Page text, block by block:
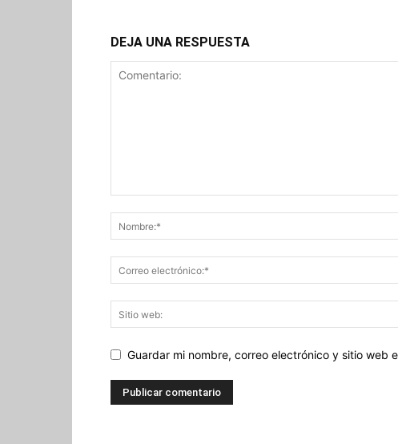
DEJA UNA RESPUESTA
Guardar mi nombre, correo electrónico y sitio web